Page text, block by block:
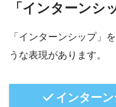
「インターンシ
「インターンシップ」を
うな表現があります。
インター